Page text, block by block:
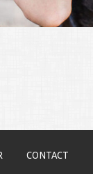
CONTACT